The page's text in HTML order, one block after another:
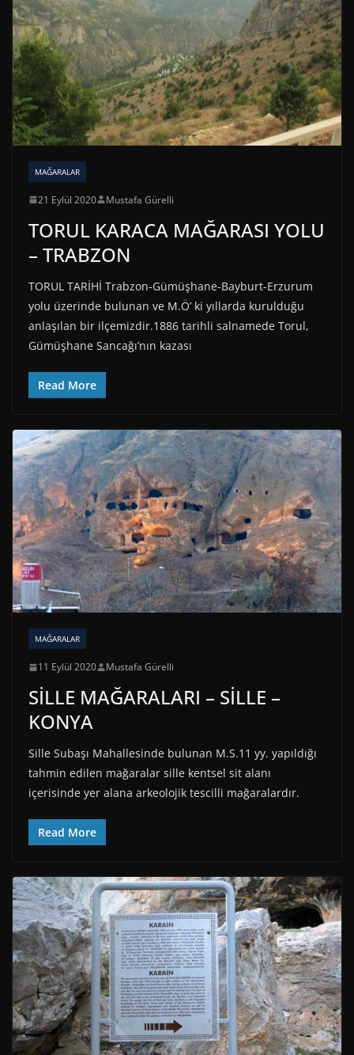
MAĞARALAR
21 Eylül 2020 Mustafa Gürelli
TORUL KARACA MAĞARASI YOLU
– TRABZON
TORUL TARİHİ Trabzon-Gümüşhane-Bayburt-Erzurum
yolu üzerinde bulunan ve M.Ö’ ki yıllarda kurulduğu
anlaşılan bir ilçemizdir.1886 tarihli salnamede Torul,
Gümüşhane Sancağı’nın kazası
Read More
MAĞARALAR
11 Eylül 2020 Mustafa Gürelli
SİLLE MAĞARALARI – SİLLE –
KONYA
Sille Subaşı Mahallesinde bulunan M.S.11 yy. yapıldığı
tahmin edilen mağaralar sille kentsel sit alanı
içerisinde yer alana arkeolojik tescilli mağaralardır.
Read More